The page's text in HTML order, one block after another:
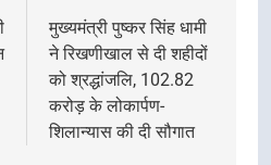
मुख्यमंत्री पुष्कर सिंह धामी
ने रिखणीखाल से दी शहीदों
को श्रद्धांजलि, 102.82
करोड़ के लोकार्पण-
शिलान्यास की दी सौगात